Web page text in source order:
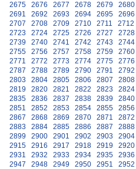
2675
2676 2677 2678 2679 2680
2691
2692 2693 2694 2695 2696
2707
2708 2709 2710 2711 2712
2723
2724 2725 2726 2727 2728
2739
2740 2741 2742 2743 2744
2755
2756 2757 2758 2759 2760
2771
2772 2773 2774 2775 2776
2787
2788 2789 2790 2791 2792
2803
2804 2805 2806 2807 2808
2819
2820 2821 2822 2823 2824
2835
2836 2837 2838 2839 2840
2851
2852 2853 2854 2855 2856
2867
2868 2869 2870 2871 2872
2883
2884 2885 2886 2887 2888
2899
2900 2901 2902 2903 2904
2915
2916 2917 2918 2919 2920
2931
2932 2933 2934 2935 2936
2947
2948 2949 2950 2951 2952